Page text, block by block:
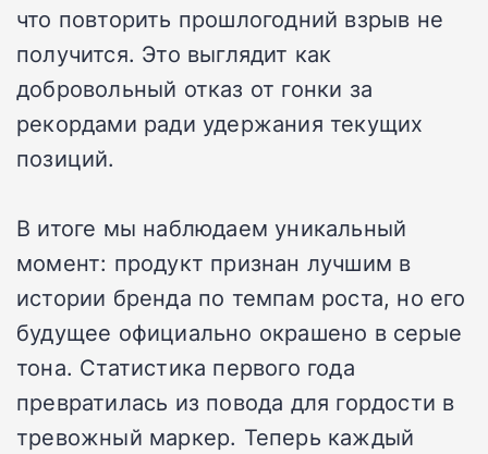
что повторить прошлогодний взрыв не
получится. Это выглядит как
добровольный отказ от гонки за
рекордами ради удержания текущих
позиций.
В итоге мы наблюдаем уникальный
момент: продукт признан лучшим в
истории бренда по темпам роста, но его
будущее официально окрашено в серые
тона. Статистика первого года
превратилась из повода для гордости в
тревожный маркер. Теперь каждый